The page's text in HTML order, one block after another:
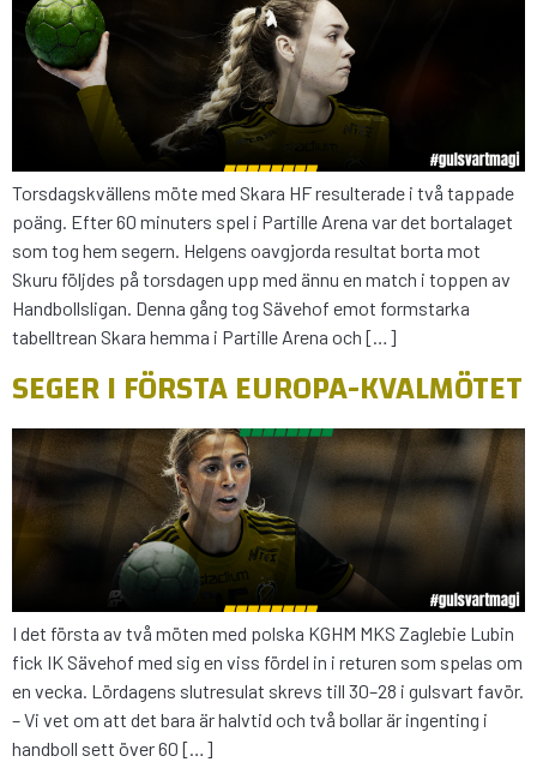
Torsdagskvällens möte med Skara HF resulterade i två tappade
poäng. Efter 60 minuters spel i Partille Arena var det bortalaget
som tog hem segern. Helgens oavgjorda resultat borta mot
Skuru följdes på torsdagen upp med ännu en match i toppen av
Handbollsligan. Denna gång tog Sävehof emot formstarka
tabelltrean Skara hemma i Partille Arena och […]
SEGER I FÖRSTA EUROPA-KVALMÖTET
I det första av två möten med polska KGHM MKS Zaglebie Lubin
fick IK Sävehof med sig en viss fördel in i returen som spelas om
en vecka. Lördagens slutresulat skrevs till 30–28 i gulsvart favör.
– Vi vet om att det bara är halvtid och två bollar är ingenting i
handboll sett över 60 […]